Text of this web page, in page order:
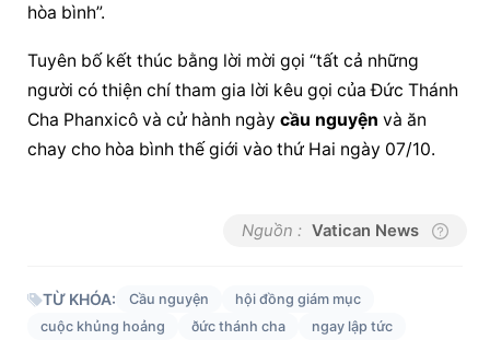
hòa bình”.
Tuyên bố kết thúc bằng lời mời gọi “tất cả những
người có thiện chí tham gia lời kêu gọi của Đức Thánh
Cha Phanxicô và cử hành ngày cầu nguyện và ăn
chay cho hòa bình thế giới vào thứ Hai ngày 07/10.
Nguồn : Vatican News
TỪ KHÓA: Cầu nguyện
hội đồng giám mục
cuộc khủng hoảng
ðức thánh cha ngay lập tức